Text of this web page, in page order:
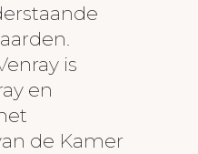
is
en
de Kamer